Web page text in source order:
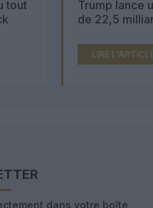
tout
Trump lance
de 22,5
LIRE
dans votre boîte